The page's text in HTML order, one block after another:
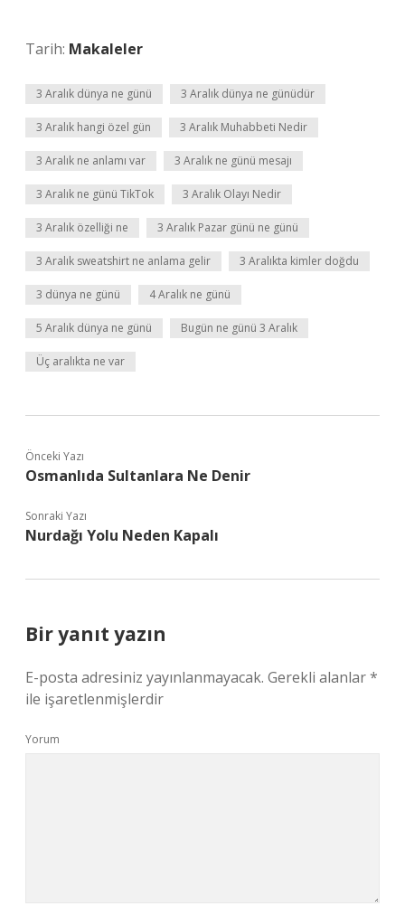
Tarih: Makaleler
3 Aralık dünya ne günü 3 Aralık dünya ne günüdür
3 Aralık hangi özel gün 3 Aralık Muhabbeti Nedir
3 Aralık ne anlamı var 3 Aralık ne günü mesajı
3 Aralık ne günü TikTok 3 Aralık Olayı Nedir
3 Aralık özelliği ne 3 Aralık Pazar günü ne günü
3 Aralık sweatshirt ne anlama gelir 3 Aralıkta kimler doğdu
3 dünya ne günü 4 Aralık ne günü
5 Aralık dünya ne günü Bugün ne günü 3 Aralık
Üç aralıkta ne var
Önceki Yazı
Osmanlıda Sultanlara Ne Denir
Sonraki Yazı
Nurdağı Yolu Neden Kapalı
Bir yanıt yazın
E-posta adresiniz yayınlanmayacak. Gerekli alanlar*
ile işaretlenmişlerdir
Yorum